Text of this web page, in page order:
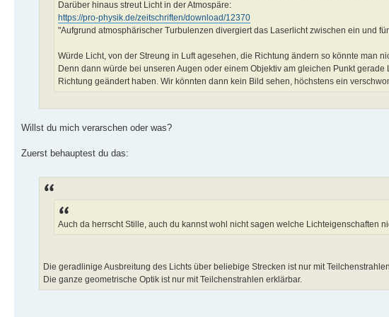
Darüber hinaus streut Licht in der Atmospäre:
https://pro-physik.de/zeitschriften/download/12370
"Aufgrund atmosphärischer Turbulenzen divergiert das Laserlicht zwischen ein und
Würde Licht, von der Streung in Luft agesehen, die Richtung ändern so könnte man
Denn dann würde bei unseren Augen oder einem Objektiv am gleichen Punkt
Richtung geändert haben. Wir könnten dann kein Bild sehen, höchstens ein
Willst du mich verarschen oder was?
Zuerst behauptest du das:
Auch da herrscht Stille, auch du kannst wohl nicht sagen welche Lichteigenschaften
Die geradlinige Ausbreitung des Lichts über beliebige Strecken ist nur mit
Die ganze geometrische Optik ist nur mit Teilchenstrahlen erklärbar.